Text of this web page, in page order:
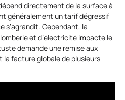
directement de la surface à
généralement un tarif dégressif
s’agrandit. Cependant, la
et d’électricité impacte le
demande une remise aux
la facture globale de plusieurs